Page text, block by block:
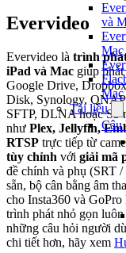
và
Mac
Mac
Tài liệu
Câu
Evervideo
Evervideo là trình
iPad và Mac giúp
Google Drive,
Disk, Synology,
SFTP, DLNA hoặc S3
như Plex, Jellyfin,
RTSP trực tiếp từ
tùy chỉnh với giải mã
đề chính và phụ (SRT
sẵn, bộ cân bằng âm
cho Insta360 và
trình phát nhỏ gọn
những câu hỏi người
chi tiết hơn, hãy xem